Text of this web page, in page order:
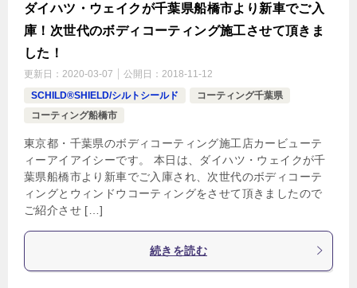
ダイハツ・ウェイクが千葉県船橋市より新車でご入
庫！次世代のボディコーティング施工させて頂きま
した！
更新日： 2020-03-07 公開日： 2018-11-12
SCHILD®SHIELD/シルトシールド
コーティング千葉県
コーティング船橋市
東京都・千葉県のボディコーティング施工店カービューテ
ィーアイアイシーです。 本日は、ダイハツ・ウェイクが千
葉県船橋市より新車でご入庫され、次世代のボディコーテ
ィングとウィンドウコーティングをさせて頂きましたので
ご紹介させ […]
続きを読む